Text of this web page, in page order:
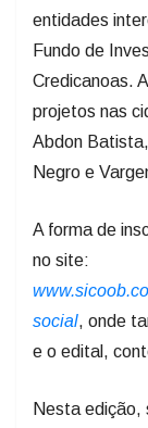
entidades
Fundo de
Credicanoas.
projetos nas
Abdon
Negro e
A forma de
no site:
social, onde
e o edital,
Nesta edição,